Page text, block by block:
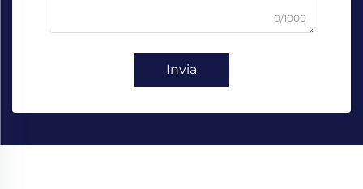
0/1000
Invia